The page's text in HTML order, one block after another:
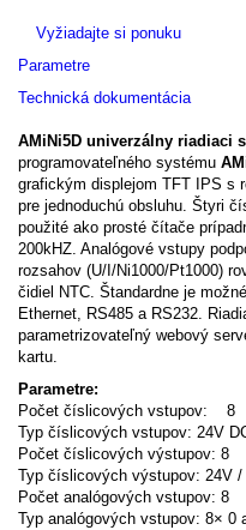
Vyžiadajte si ponuku
Parametre
Technická dokumentácia
AMiNi5D univerzálny riadiaci
programovateľného systému
grafickým displejom TFT IPS s
pre jednoduchú obsluhu. Štyri
použité ako prosté čítače
200kHZ. Analógové vstupy
rozsahov (U/I/Ni1000/Pt1000)
čidiel NTC. Štandardne je
Ethernet, RS485 a RS232.
parametrizovateľný webový
kartu.
Parametre:
Počet číslicových vstupov: 8
Typ číslicových vstupov: 24V
Počet číslicových výstupov: 8
Typ číslicových výstupov: 24V /
Počet analógových vstupov: 8
Typ analógových vstupov: 8× 0